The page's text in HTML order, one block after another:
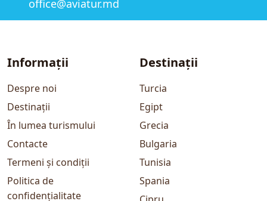
office@aviatur.md
Informații
Despre noi
Destinații
În lumea turismului
Contacte
Termeni și condiții
Politica de
confidențialitate
Destinații
Turcia
Egipt
Grecia
Bulgaria
Tunisia
Spania